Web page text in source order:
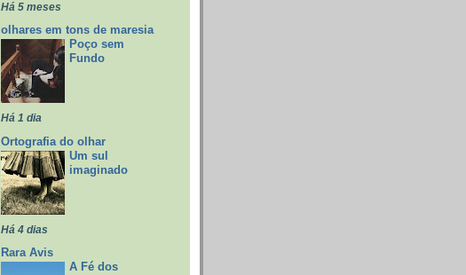
Há 5 meses
olhares em tons de maresia
Poço sem
Fundo
Há 1 dia
Ortografia do olhar
Um sul
imaginado
Há 4 dias
Rara Avis
A Fé dos